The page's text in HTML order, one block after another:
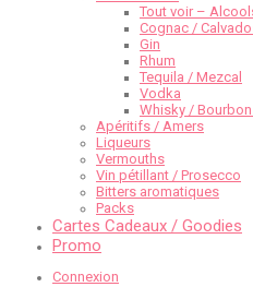
Tout voir –
Cognac /
Gin
Rhum
Tequila / Mezcal
Vodka
Whisky /
Apéritifs / Amers
Liqueurs
Vermouths
Vin pétillant / Prosecco
Bitters aromatiques
Packs
Cartes Cadeaux / Goodies
Promo
Connexion